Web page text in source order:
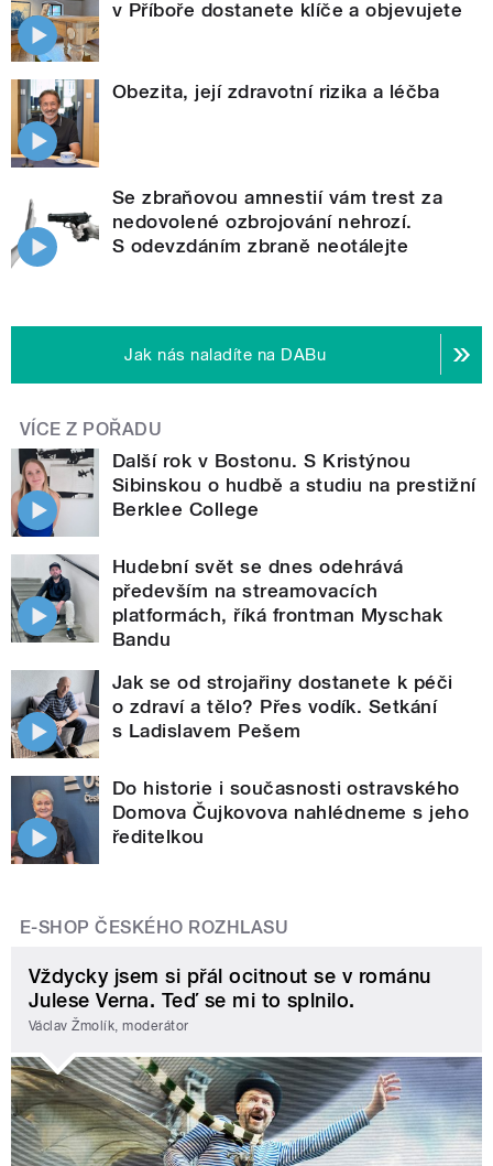
v Příboře dostanete klíče a objevujete
Obezita, její zdravotní rizika a léčba
Se zbraňovou amnestií vám trest za
nedovolené ozbrojování nehrozí.
S odevzdáním zbraně neotálejte
Jak nás naladíte na DABu
VÍCE Z POŘADU
Další rok v Bostonu. S Kristýnou
Sibinskou o hudbě a studiu na prestižní
Berklee College
Hudební svět se dnes odehrává
především na streamovacích
platformách, říká frontman Myschak
Bandu
Jak se od strojařiny dostanete k péči
o zdraví a tělo? Přes vodík. Setkání
s Ladislavem Pešem
Do historie i současnosti ostravského
Domova Čujkovova nahlédneme s jeho
ředitelkou
E-SHOP ČESKÉHO ROZHLASU
Vždycky jsem si přál ocitnout se v románu
Julese Verna. Teď se mi to splnilo.
Václav Žmolík, moderátor